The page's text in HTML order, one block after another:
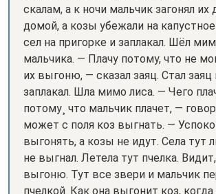
скалам, а к ночи мальчик загонял
домой, а козы убежали на
сел на пригорке и заплакал. Шёл
мальчика. — Плачу потому, что не
их выгоню, — сказал заяц. Стал
заплакал. Шла мимо лиса. — Чего
потому¸ что мальчик плачет, —
может с поля коз выгнать. —
выгонять, а козы не идут. Села тут
не выгнал. Летела тут пчелка.
выгоню. Тут все звери и мальчик
пчелкой. Как она выгонит коз,